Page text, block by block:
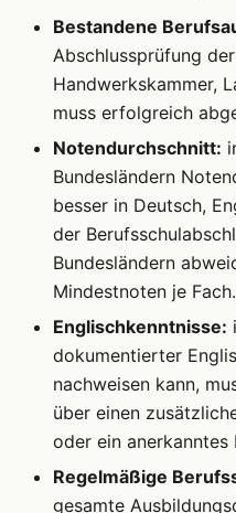
Bestandene
Abschlussprüfung
Handwerkskammer,
muss erfolgreich
Notendurchschnitt:
Bundesländern
besser in Deutsch,
der
Bundesländern
Mindestnoten je Fach.
Englischkenntnisse:
dokumentierter
nachweisen kann,
über einen
oder ein
Regelmäßige
gesamte